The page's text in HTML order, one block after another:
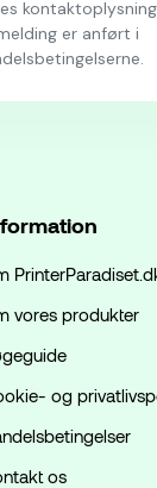
er anført i
vores produkter
og
os